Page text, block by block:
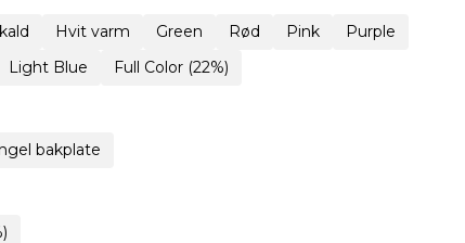
Hvit varm Green Rød Pink
Purple
Light Blue Full Color (22%)
bakplate